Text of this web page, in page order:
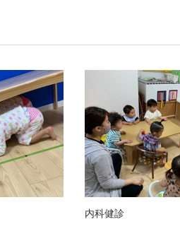
内科健診